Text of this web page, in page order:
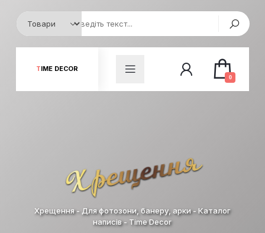
TIME DECOR
0
Хрещення
Хрещення - Для фотозони, банеру, арки - Каталог
написів - Time Decor